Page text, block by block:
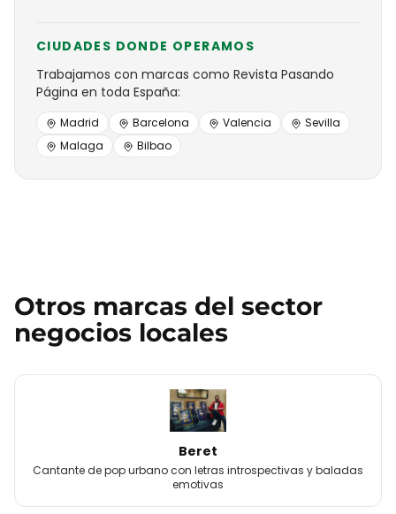
CIUDADES DONDE OPERAMOS
Trabajamos con marcas como Revista Pasando
Página en toda España:
Madrid Barcelona Valencia
Sevilla
Malaga
Bilbao
Otros marcas del sector
negocios locales
Beret
Cantante de pop urbano con letras introspectivas y baladas
emotivas